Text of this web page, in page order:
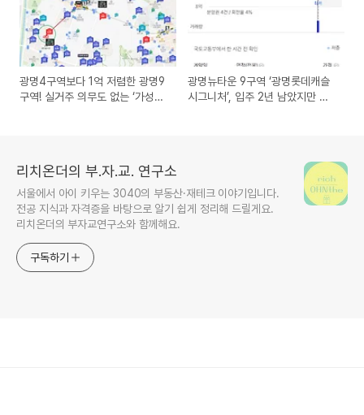
광명4구역보다 1억 저렴한 광명9
구역! 실거주 의무도 없는 ‘가성비
광명뉴타운 9구역 ‘광명롯데캐슬
시그니처’, 입주 2년 남았지만 벌
리치온더의 부.자.교. 연구소
서울에서 아이 키우는 3040의 부동산·재테크 이야기입니다.
전공 지식과 자격증을 바탕으로 알기 쉽게 정리해 드릴게요.
리치온더의 부자교연구소와 함께해요.
구독하기